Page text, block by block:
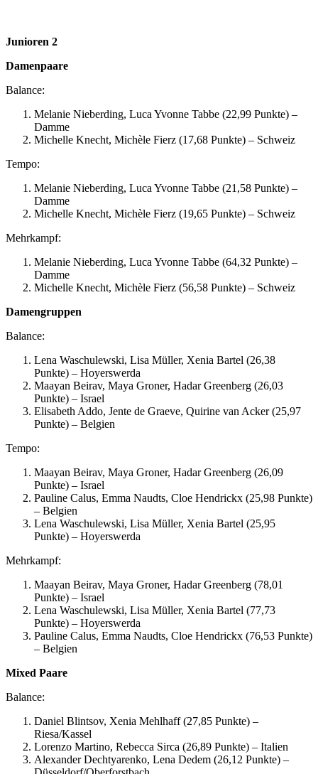
Junioren 2
Damenpaare
Balance:
Melanie Nieberding, Luca Yvonne Tabbe (22,99 Punkte) –
Damme
Michelle Knecht, Michèle Fierz (17,68 Punkte) – Schweiz
Tempo:
Melanie Nieberding, Luca Yvonne Tabbe (21,58 Punkte) –
Damme
Michelle Knecht, Michèle Fierz (19,65 Punkte) – Schweiz
Mehrkampf:
Melanie Nieberding, Luca Yvonne Tabbe (64,32 Punkte) –
Damme
Michelle Knecht, Michèle Fierz (56,58 Punkte) – Schweiz
Damengruppen
Balance:
Lena Waschulewski, Lisa Müller, Xenia Bartel (26,38
Punkte) – Hoyerswerda
Maayan Beirav, Maya Groner, Hadar Greenberg (26,03
Punkte) – Israel
Elisabeth Addo, Jente de Graeve, Quirine van Acker (25,97
Punkte) – Belgien
Tempo:
Maayan Beirav, Maya Groner, Hadar Greenberg (26,09
Punkte) – Israel
Pauline Calus, Emma Naudts, Cloe Hendrickx (25,98 Punkte)
– Belgien
Lena Waschulewski, Lisa Müller, Xenia Bartel (25,95
Punkte) – Hoyerswerda
Mehrkampf:
Maayan Beirav, Maya Groner, Hadar Greenberg (78,01
Punkte) – Israel
Lena Waschulewski, Lisa Müller, Xenia Bartel (77,73
Punkte) – Hoyerswerda
Pauline Calus, Emma Naudts, Cloe Hendrickx (76,53 Punkte)
– Belgien
Mixed Paare
Balance:
Daniel Blintsov, Xenia Mehlhaff (27,85 Punkte) –
Riesa/Kassel
Lorenzo Martino, Rebecca Sirca (26,89 Punkte) – Italien
Alexander Dechtyarenko, Lena Dedem (26,12 Punkte) –